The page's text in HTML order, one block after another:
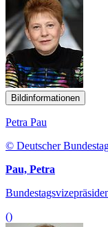
Bildinformationen
Petra Pau
© Deutscher
Pau, Petra
()